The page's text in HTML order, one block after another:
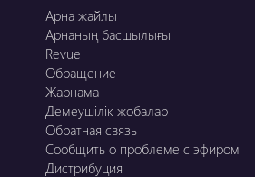
Арна жайлы
Арнаның басшылығы
Revue
Обращение
Жарнама
Демеушілік жобалар
Обратная связь
Сообщить о проблеме с эфиром
Дистрибуция